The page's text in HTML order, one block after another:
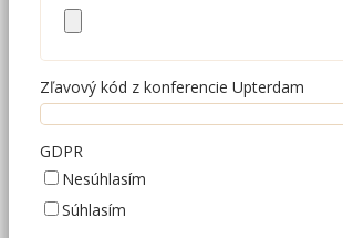
Zľavový kód z konferencie Upterdam
GDPR
Nesúhlasím
Súhlasím